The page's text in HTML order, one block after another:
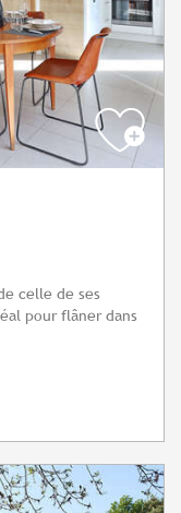
celle de ses
pour flâner dans